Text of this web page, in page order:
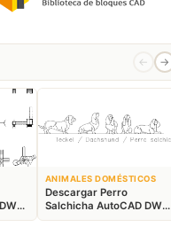
← →
ANIMALES DOMÉSTICOS
Descargar Perro
Salchicha AutoCAD DWG
Gratis – Bloque 2D